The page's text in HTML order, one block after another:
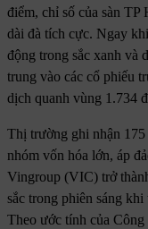
điểm, chỉ số của sàn
dài đà tích cực. Ngay
động trong sắc xanh và
trung vào các cổ phiếu
dịch quanh vùng 1.734
Thị trường ghi nhận
nhóm vốn hóa lớn, áp
Vingroup (VIC) trở
sắc trong phiên sáng
Theo ước tính của